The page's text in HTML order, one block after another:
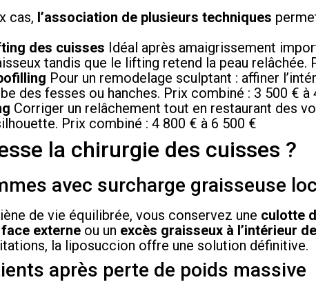
cas, l’association de plusieurs techniques
des cuisses Idéal après amaigrissement
tandis que le lifting retend la peau relâchée.
Pour un remodelage sculptant : affiner
des fesses ou hanches. Prix combiné : 3 500 € à
Corriger un relâchement tout en restaurant des
Prix combiné : 4 800 € à 6 500 €
la chirurgie des cuisses ?
avec surcharge graisseuse
de vie équilibrée, vous conservez une culotte
externe ou un excès graisseux à l’intérieur
la liposuccion offre une solution définitive.
après perte de poids massive